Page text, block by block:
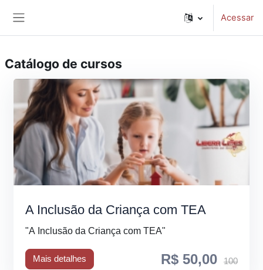
Acessar
Catálogo de cursos
A Inclusão da Criança com TEA
"A Inclusão da Criança com TEA"
R$ 50,00 100
Mais detalhes